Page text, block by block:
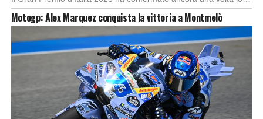
Motogp: Alex Marquez conquista la vittoria a Montmelò